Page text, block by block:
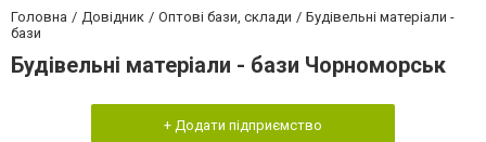
Головна Довідник Оптові бази, склади
Будівельні матеріали -
бази
Будівельні матеріали - бази Чорноморськ
+ Додати підприємство